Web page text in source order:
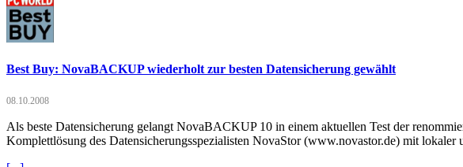
Best Buy: NovaBACKUP wiederholt zur besten Datensicherung gewählt
08.10.2008
Als beste Datensicherung gelangt NovaBACKUP 10 in einem aktuellen Test der
Komplettlösung des Datensicherungsspezialisten NovaStor (www.novastor.de) mit